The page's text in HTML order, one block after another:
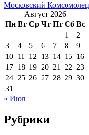
Московский Комсомолец
Август 2026
Пн Вт Ср Чт Пт Сб Вс
1
2
3
4 5 6 7 8
9
10 11 12 13 14 15 16
17 18 19 20 21 22 23
24 25 26 27 28 29 30
31
« Июл
Рубрики